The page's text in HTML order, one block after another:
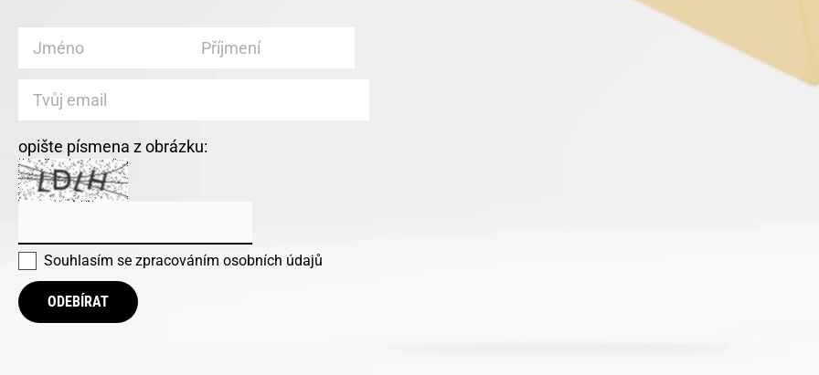
opište písmena z obrázku:
Souhlasím se zpracováním osobních údajů
ODEBÍRAT